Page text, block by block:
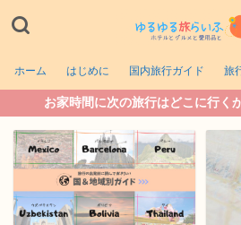
ホーム はじめに 国内旅行ガイド 旅
お家時間に次の旅行はどこに行く